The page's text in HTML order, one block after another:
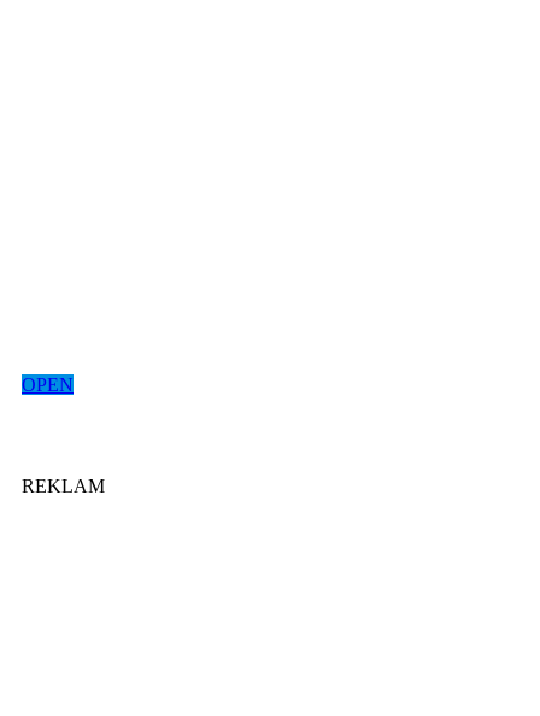
OPEN
REKLAM